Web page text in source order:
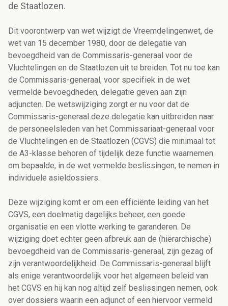
de Staatlozen.
Dit voorontwerp van wet wijzigt de Vreemdelingenwet, de
wet van 15 december 1980, door de delegatie van
bevoegdheid van de Commissaris-generaal voor de
Vluchtelingen en de Staatlozen uit te breiden. Tot nu toe kan
de Commissaris-generaal, voor specifiek in de wet
vermelde bevoegdheden, delegatie geven aan zijn
adjuncten. De wetswijziging zorgt er nu voor dat de
Commissaris-generaal deze delegatie kan uitbreiden naar
de personeelsleden van het Commissariaat-generaal voor
de Vluchtelingen en de Staatlozen (CGVS) die minimaal tot
de A3-klasse behoren of tijdelijk deze functie waarnemen
om bepaalde, in de wet vermelde beslissingen, te nemen in
individuele asieldossiers.
Deze wijziging komt er om een efficiënte leiding van het
CGVS, een doelmatig dagelijks beheer, een goede
organisatie en een vlotte werking te garanderen. De
wijziging doet echter geen afbreuk aan de (hiërarchische)
bevoegdheid van de Commissaris-generaal, zijn gezag of
zijn verantwoordelijkheid. De Commissaris-generaal blijft
als enige verantwoordelijk voor het algemeen beleid van
het CGVS en hij kan nog altijd zelf beslissingen nemen, ook
over dossiers waarin een adjunct of een hiervoor vermeld